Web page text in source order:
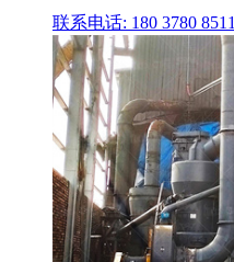
联系电话: 180 3780 8511